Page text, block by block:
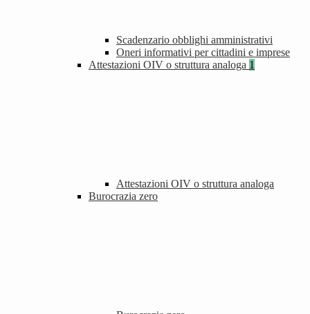
Scadenzario obblighi amministrativi
Oneri informativi per cittadini e imprese
Attestazioni OIV o struttura analoga 1
Attestazioni OIV o struttura analoga
Burocrazia zero